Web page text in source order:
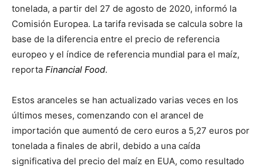
tonelada, a partir del 27 de agosto de 2020, informó la
Comisión Europea. La tarifa revisada se calcula sobre la
base de la diferencia entre el precio de referencia
europeo y el índice de referencia mundial para el maíz,
reporta Financial Food.
Estos aranceles se han actualizado varias veces en los
últimos meses, comenzando con el arancel de
importación que aumentó de cero euros a 5,27 euros por
tonelada a finales de abril, debido a una caída
significativa del precio del maíz en EUA, como resultado